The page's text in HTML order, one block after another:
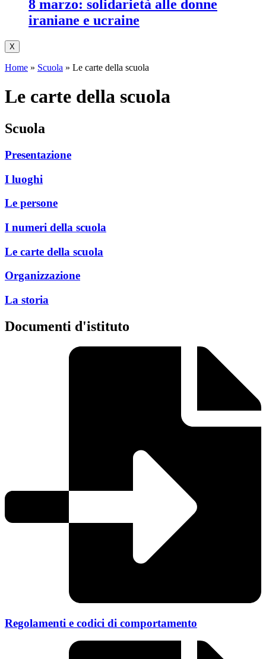
8 marzo: solidarietà alle donne
iraniane e ucraine
X
Home » Scuola » Le carte della scuola
le carte della scuola
scuola
Presentazione
I luoghi
Le persone
I numeri della scuola
Le carte della scuola
Organizzazione
La storia
documenti d'istituto
Regolamenti e codici di comportamento